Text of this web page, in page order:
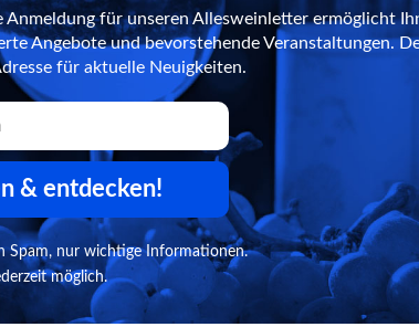
für unseren Allesweinletter ermöglicht
Angebote und bevorstehende Veranstaltungen.
für aktuelle Neuigkeiten.
& entdecken!
Spam, nur wichtige Informationen.
möglich.